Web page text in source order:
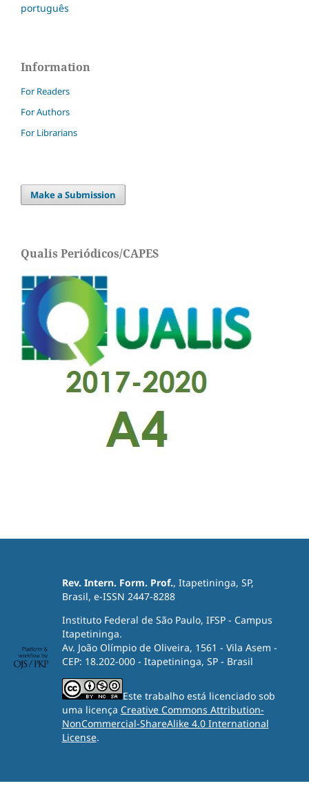
português
Information
For Readers
For Authors
For Librarians
Make a Submission
Qualis Periódicos/CAPES
Rev. Intern. Form. Prof., Itapetininga, SP,
Brasil, e-ISSN 2447-8288
Instituto Federal de São Paulo, IFSP - Campus
Itapetininga.
Av. João Olímpio de Oliveira, 1561 - Vila Asem -
CEP: 18.202-000 - Itapetininga, SP - Brasil
Este trabalho está licenciado sob
uma licença Creative Commons Attribution-
NonCommercial-ShareAlike 4.0 International
License.